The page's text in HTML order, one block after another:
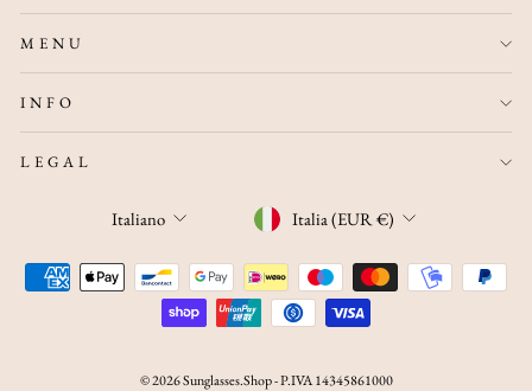
MENU
INFO
LEGAL
LINGUA
Italiano VALUTAItalia (EUR €)
© 2026 Sunglasses.Shop - P.IVA 14345861000